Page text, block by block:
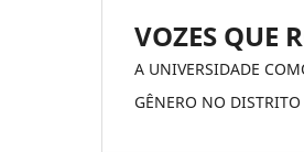
VOZES QUE
A UNIVERSIDADE
GÊNERO NO DISTRITO